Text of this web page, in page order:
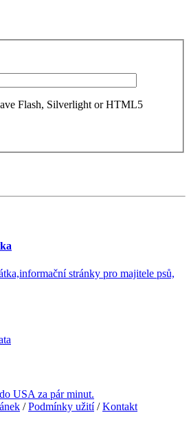
Flash, Silverlight or HTML5
stránky pro majitele psů,
USA za pár minut.
/Podmínky užití/Kontakt